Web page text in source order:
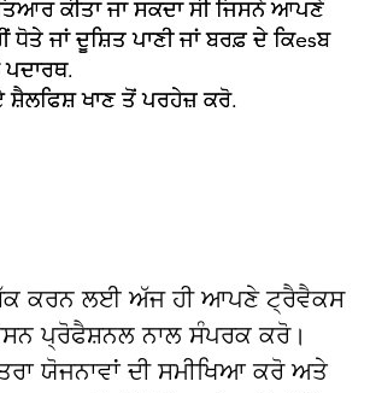
ਕੀਤਾ ਜਾ ਸਕਦਾ ਸੀ ਜਿਸਨੇ ਆਪਣੇ
ਧੋਤੇ ਜਾਂ ਦੂਸ਼ਿਤ ਪਾਣੀ ਜਾਂ ਬਰਫ਼ ਦੇ ਕਿesਬ
ਪਦਾਰਥ.
ਸ਼ੈਲਫਿਸ਼ ਖਾਣ ਤੋਂ ਪਰਹੇਜ਼ ਕਰੋ.
ਕਰਨ ਲਈ ਅੱਜ ਹੀ ਆਪਣੇ ਟ੍ਰੈਵੈਕਸ
ਪ੍ਰੋਫੈਸ਼ਨਲ ਨਾਲ ਸੰਪਰਕ ਕਰੋ।
ਯੋਜਨਾਵਾਂ ਦੀ ਸਮੀਖਿਆ ਕਰੋ ਅਤੇ